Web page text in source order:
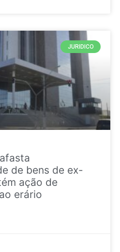
JURIDICO
de bens de ex-
ação de
erário